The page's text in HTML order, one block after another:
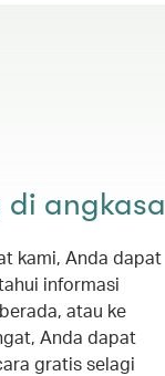
di angkasa
kami, Anda dapat
informasi
atau ke
Anda dapat
gratis selagi